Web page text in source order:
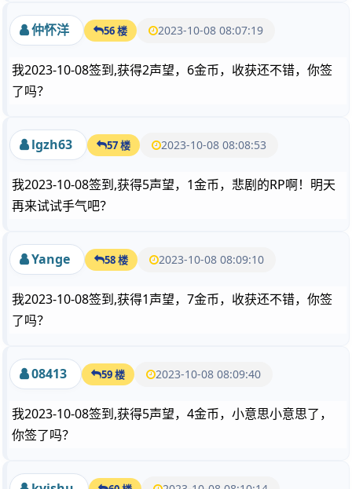
仲怀洋 56 楼 2023-10-08 08:07:19
我2023-10-08签到,获得2声望，6金币，收获还不错，你签
了吗？
lgzh63 57 楼 2023-10-08 08:08:53
我2023-10-08签到,获得5声望，1金币，悲剧的RP啊！明天
再来试试手气吧？
Yange 58 楼 2023-10-08 08:09:10
我2023-10-08签到,获得1声望，7金币，收获还不错，你签
了吗？
08413 59 楼 2023-10-08 08:09:40
我2023-10-08签到,获得5声望，4金币，小意思小意思了，
你签了吗？